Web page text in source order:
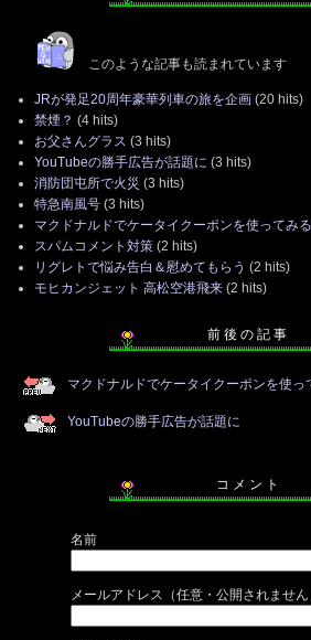
このような記事も読まれています
JRが発足20周年豪華列車の旅を企画 (20 hits)
禁煙？ (4 hits)
お父さんグラス (3 hits)
YouTubeの勝手広告が話題に (3 hits)
消防団屯所で火災 (3 hits)
特急南風号 (3 hits)
マクドナルドでケータイクーポンを使ってみる
スパムコメント対策 (2 hits)
リグレトで悩み告白＆慰めてもらう (2 hits)
モヒカンジェット 高松空港飛来 (2 hits)
前 後 の 記 事
マクドナルドでケータイクーポンを使っ
YouTubeの勝手広告が話題に
コ メ ン ト
名前
メールアドレス（任意・公開されません